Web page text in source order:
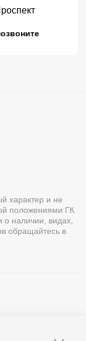
характер и не
положениями ГК
наличии, видах,
обращайтесь в